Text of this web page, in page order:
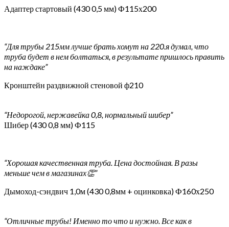
Адаптер стартовый (430 0,5 мм) Ф115х200
“Для трубы 215мм лучше брать хомут на 220.я думал, что
труба будет в нем болтаться, в результате пришлось править
на наждаке”
Кронштейн раздвижной стеновой ф210
“Недорогой, нержавейка 0,8, нормальный шибер”
Шибер (430 0,8 мм) Ф115
“Хорошая качественная труба. Цена достойная. В разы
меньше чем в магазинах👏”
Дымоход-сэндвич 1,0м (430 0,8мм + оцинковка) Ф160х250
“Отличные трубы! Именно то что и нужно. Все как в